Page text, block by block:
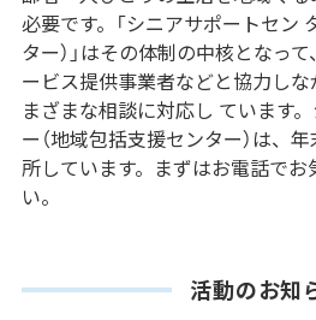
必要です。「シニアサポートセン
ター）」はその体制の中核となっ
ービス提供事業者などと協力し
まざまな相談に対応し ています
ー（地域包括支援センター）は、
所しています。まずはお電話で
い。
活動のお知